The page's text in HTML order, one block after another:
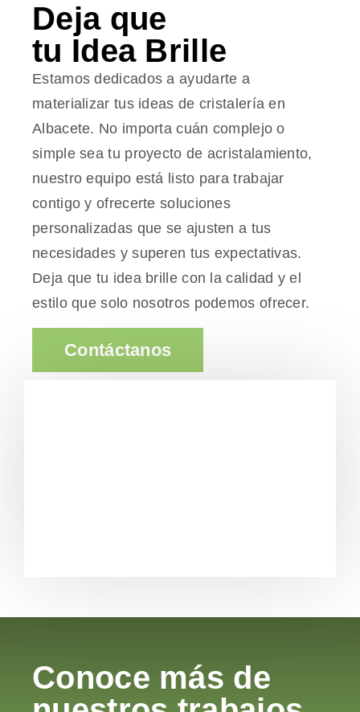
Deja que
tu Idea Brille
Estamos dedicados a ayudarte a
materializar tus ideas de cristalería en
Albacete. No importa cuán complejo o
simple sea tu proyecto de acristalamiento,
nuestro equipo está listo para trabajar
contigo y ofrecerte soluciones
personalizadas que se ajusten a tus
necesidades y superen tus expectativas.
Deja que tu idea brille con la calidad y el
estilo que solo nosotros podemos ofrecer.
Contáctanos
Conoce más de